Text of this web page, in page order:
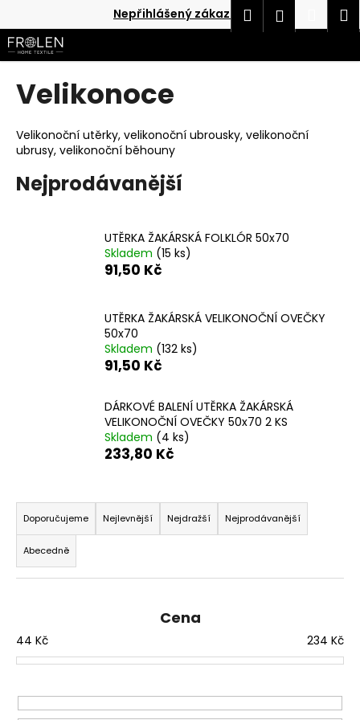
obsah
Nepřihlášený zákazník Hledat
Velikonoce
Velikonoční utěrky, velikonoční ubrousky, velikonoční
ubrusy, velikonoční běhouny
Nejprodávanější
UTĚRKA ŽAKÁRSKÁ FOLKLÓR 50x70
Skladem (15 ks)
91,50 Kč
UTĚRKA ŽAKÁRSKÁ VELIKONOČNÍ OVEČKY
50x70
Skladem (132 ks)
91,50 Kč
DÁRKOVÉ BALENÍ UTĚRKA ŽAKÁRSKÁ
VELIKONOČNÍ OVEČKY 50x70 2 KS
Skladem (4 ks)
233,80 Kč
Ř
a
z
e
n
r
o
u
Doporučujeme Nejlevnější Nejdražší Nejprodávanější
Abecedně
Cena
44 Kč 234 Kč
o
š Zpět
Zpět
C
o
p
o
t
ř
o
p
o
u